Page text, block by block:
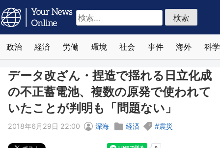
検
索:
政治 経済 労働 環境 社会 事件 海外 科学
データ改ざん・捏造で揺れる日立化成
の不正蓄電池、複数の原発で使われて
いたことが判明も「問題ない」
2018年6月29日 22:00 深海 経済 震災